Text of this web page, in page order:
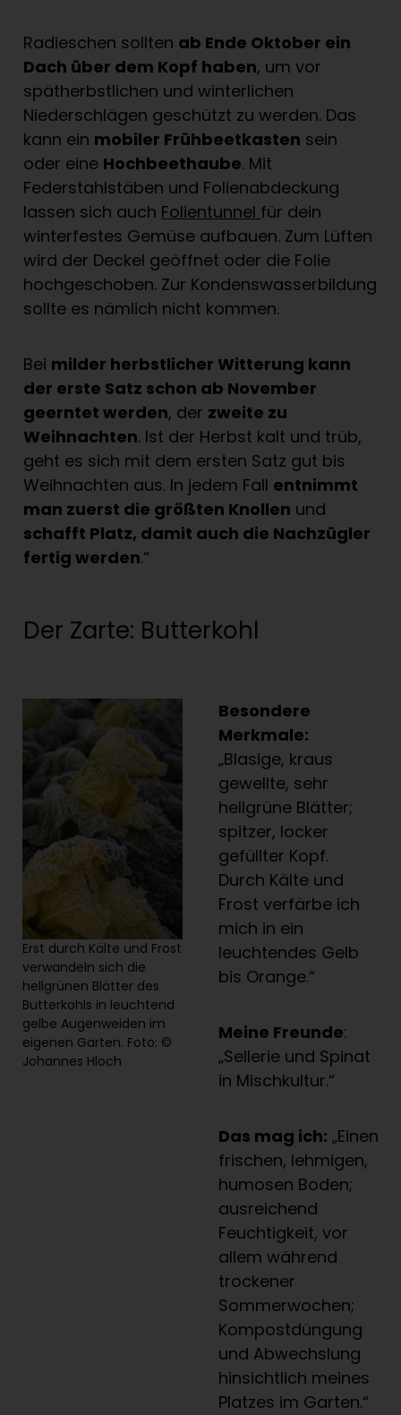
Radieschen sollten ab Ende Oktober ein
Dach über dem Kopf haben, um vor
spätherbstlichen und winterlichen
Niederschlägen geschützt zu werden. Das
kann ein mobiler Frühbeetkasten sein
oder eine Hochbeethaube. Mit
Federstahlstäben und Folienabdeckung
lassen sich auch Folientunnel für dein
winterfestes Gemüse aufbauen. Zum Lüften
wird der Deckel geöffnet oder die Folie
hochgeschoben. Zur Kondenswasserbildung
sollte es nämlich nicht kommen.
Bei milder herbstlicher Witterung kann
der erste Satz schon ab November
geerntet werden, der zweite zu
Weihnachten. Ist der Herbst kalt und trüb,
geht es sich mit dem ersten Satz gut bis
Weihnachten aus. In jedem Fall entnimmt
man zuerst die größten Knollen und
schafft Platz, damit auch die Nachzügler
fertig werden.“
Der Zarte: Butterkohl
Besondere
Merkmale:
„Blasige, kraus
gewellte, sehr
hellgrüne Blätter;
spitzer, locker
gefüllter Kopf.
Durch Kälte und
Frost verfärbe ich
mich in ein
leuchtendes Gelb
bis Orange.“
Meine Freunde:
„Sellerie und Spinat
in Mischkultur.“
Das mag ich: „Einen
frischen, lehmigen,
humosen Boden;
ausreichend
Feuchtigkeit, vor
allem während
trockener
Sommerwochen;
Kompostdüngung
und Abwechslung
hinsichtlich meines
Platzes im Garten.“
Erst durch Kälte und Frost
verwandeln sich die
hellgrünen Blätter des
Butterkohls in leuchtend
gelbe Augenweiden im
eigenen Garten. Foto: ©
Johannes Hloch